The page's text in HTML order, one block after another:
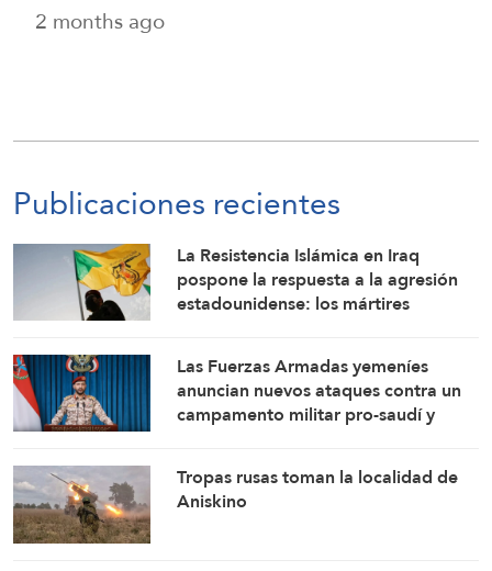
2 months ago
Publicaciones recientes
La Resistencia Islámica en Iraq
pospone la respuesta a la agresión
estadounidense: los mártires
Las Fuerzas Armadas yemeníes
anuncian nuevos ataques contra un
campamento militar pro-saudí y
asedio y escalada por escalada
Tropas rusas toman la localidad de
Aniskino